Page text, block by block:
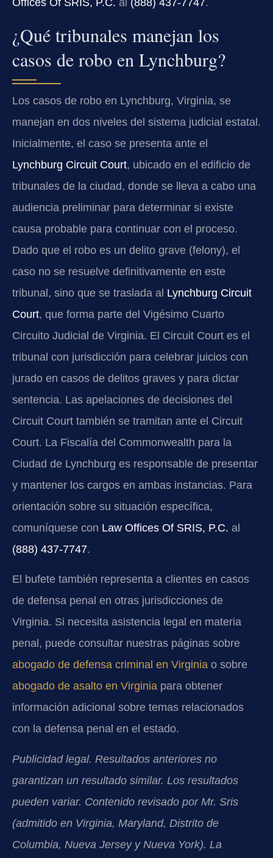
Offices Of SRIS, P.C. al (888) 437-7747.
¿Qué tribunales manejan los
casos de robo en Lynchburg?
Los casos de robo en Lynchburg, Virginia, se
manejan en dos niveles del sistema judicial estatal.
Inicialmente, el caso se presenta ante el
Lynchburg Circuit Court, ubicado en el edificio de
tribunales de la ciudad, donde se lleva a cabo una
audiencia preliminar para determinar si existe
causa probable para continuar con el proceso.
Dado que el robo es un delito grave (felony), el
caso no se resuelve definitivamente en este
tribunal, sino que se traslada al Lynchburg Circuit
Court, que forma parte del Vigésimo Cuarto
Circuito Judicial de Virginia. El Circuit Court es el
tribunal con jurisdicción para celebrar juicios con
jurado en casos de delitos graves y para dictar
sentencia. Las apelaciones de decisiones del
Circuit Court también se tramitan ante el Circuit
Court. La Fiscalía del Commonwealth para la
Ciudad de Lynchburg es responsable de presentar
y mantener los cargos en ambas instancias. Para
orientación sobre su situación específica,
comuníquese con Law Offices Of SRIS, P.C. al
(888) 437-7747.
El bufete también representa a clientes en casos
de defensa penal en otras jurisdicciones de
Virginia. Si necesita asistencia legal en materia
penal, puede consultar nuestras páginas sobre
abogado de defensa criminal en Virginia o sobre
abogado de asalto en Virginia para obtener
información adicional sobre temas relacionados
con la defensa penal en el estado.
Publicidad legal. Resultados anteriores no
garantizan un resultado similar. Los resultados
pueden variar. Contenido revisado por Mr. Sris
(admitido en Virginia, Maryland, Distrito de
Columbia, Nueva Jersey y Nueva York). La